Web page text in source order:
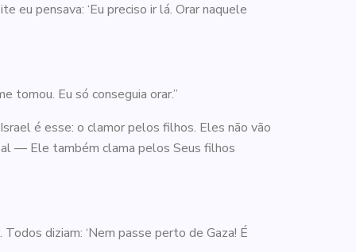
eu pensava: ‘Eu preciso ir lá. Orar naquele
tomou. Eu só conseguia orar.”
é esse: o clamor pelos filhos. Eles não vão
— Ele também clama pelos Seus filhos
diziam: ‘Nem passe perto de Gaza! É